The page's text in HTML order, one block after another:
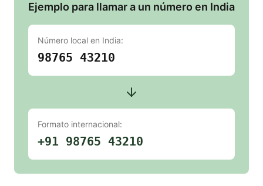
Ejemplo para llamar a un número en India
Número local en India:
98765 43210
Formato internacional:
+91 98765 43210